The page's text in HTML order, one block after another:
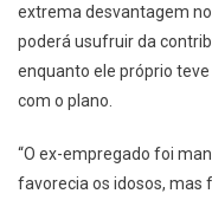
extrema desvantagem
poderá usufruir da
enquanto ele próprio
com o plano.
“O ex-empregado foi
favorecia os idosos, mas